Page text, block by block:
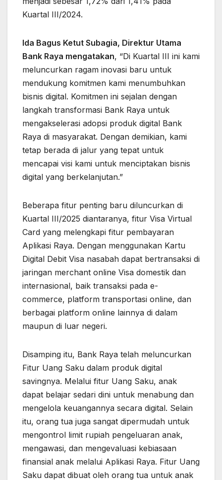
Kuartal III/2024.
Ida Bagus Ketut Subagia, Direktur Utama
Bank Raya mengatakan, “Di Kuartal III ini kami
meluncurkan ragam inovasi baru untuk
mendukung komitmen kami menumbuhkan
bisnis digital. Komitmen ini sejalan dengan
langkah transformasi Bank Raya untuk
mengakselerasi adopsi produk digital Bank
Raya di masyarakat. Dengan demikian, kami
tetap berada di jalur yang tepat untuk
mencapai visi kami untuk menciptakan bisnis
digital yang berkelanjutan.”
Beberapa fitur penting baru diluncurkan di
Kuartal III/2025 diantaranya, fitur Visa Virtual
Card yang melengkapi fitur pembayaran
Aplikasi Raya. Dengan menggunakan Kartu
Digital Debit Visa nasabah dapat bertransaksi di
jaringan merchant online Visa domestik dan
internasional, baik transaksi pada e-
commerce, platform transportasi online, dan
berbagai platform online lainnya di dalam
maupun di luar negeri.
Disamping itu, Bank Raya telah meluncurkan
Fitur Uang Saku dalam produk digital
savingnya. Melalui fitur Uang Saku, anak
dapat belajar sedari dini untuk menabung dan
mengelola keuangannya secara digital. Selain
itu, orang tua juga sangat dipermudah untuk
mengontrol limit rupiah pengeluaran anak,
mengawasi, dan mengevaluasi kebiasaan
finansial anak melalui Aplikasi Raya. Fitur Uang
Saku dapat dibuat oleh orang tua untuk anak